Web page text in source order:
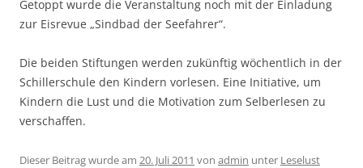
Getoppt wurde die Veranstaltung noch mit der Einladung
zur Eisrevue „Sindbad der Seefahrer“.
Die beiden Stiftungen werden zukünftig wöchentlich in der
Schillerschule den Kindern vorlesen. Eine Initiative, um
Kindern die Lust und die Motivation zum Selberlesen zu
verschaffen.
Dieser Beitrag wurde am 20. Juli 2011 von admin unter Leselust